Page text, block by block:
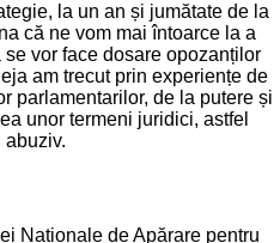
la un an și jumătate de la
că ne vom mai întoarce la a
vor face dosare opozanților
am trecut prin experiențe de
parlamentarilor, de la putere și
unor termeni juridici, astfel
abuziv.
Naționale de Apărare pentru